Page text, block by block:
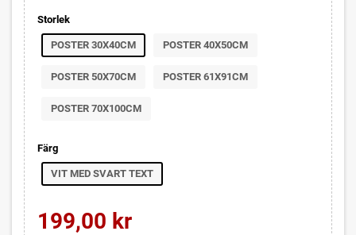
Storlek
POSTER 30X40CM POSTER 40X50CM
POSTER 50X70CM POSTER 61X91CM
POSTER 70X100CM
Färg
VIT MED SVART TEXT
199,00 kr